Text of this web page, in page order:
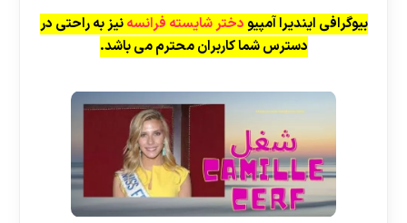
بیوگرافی ایندیرا آمپیودختر شایسته فرانسهنیز به راحتی در
دسترس شما کاربران محترم می باشد.